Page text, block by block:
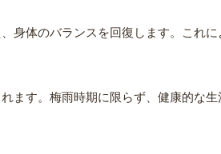
身体のバランスを回復します。これに
ます。梅雨時期に限らず、健康的な